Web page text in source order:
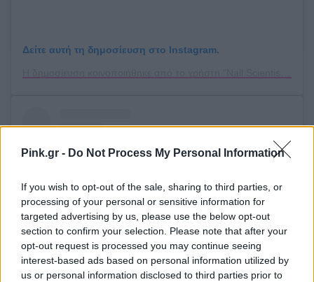
Pink.gr - Do Not Process My Personal Information
If you wish to opt-out of the sale, sharing to third parties, or
processing of your personal or sensitive information for
targeted advertising by us, please use the below opt-out
section to confirm your selection. Please note that after your
opt-out request is processed you may continue seeing
interest-based ads based on personal information utilized by
us or personal information disclosed to third parties prior to
Δείτε αυτή τη δημοσίευση στο Instagram.